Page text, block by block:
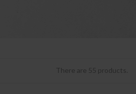
There are 55 products.